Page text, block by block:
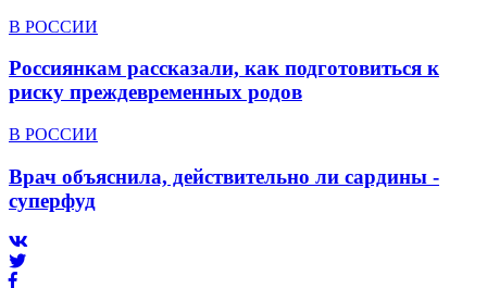
В РОССИИ
Россиянкам рассказали, как подготовиться к
риску преждевременных родов
В РОССИИ
Врач объяснила, действительно ли сардины -
суперфуд